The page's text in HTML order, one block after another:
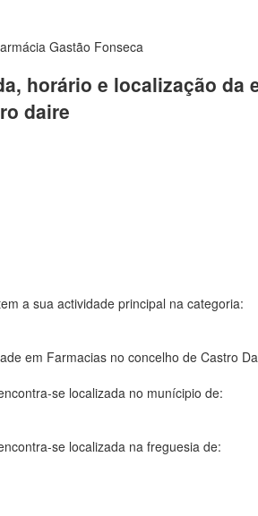
Gastão Fonseca
horário e localização da
daire
a sua actividade principal na categoria:
em Farmacias no concelho de Castro
se localizada no munícipio de:
se localizada na freguesia de: